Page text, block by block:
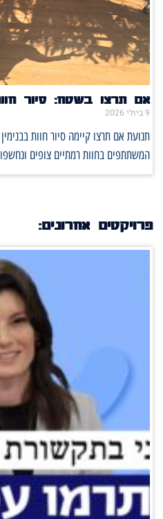
אם תרצו בשטח: סיור
9 ביולי 2026
תנועת אם תרצו קיימה סיור חוות
המשתתפים בחוות רמתיים צופים
פרויקטים אחרונים: